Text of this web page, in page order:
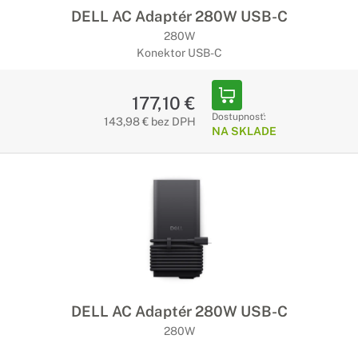
DELL AC Adaptér 280W USB-C
280W
Konektor USB-C
177,10 €
143,98 € bez DPH Dostupnosť:
NA SKLADE
DELL AC Adaptér 280W USB-C
280W